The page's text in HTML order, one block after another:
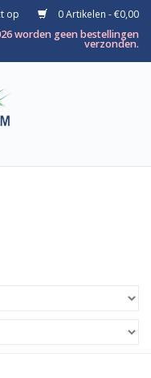
op
0 Artikelen - €0,00
worden geen bestellingen
verzonden.